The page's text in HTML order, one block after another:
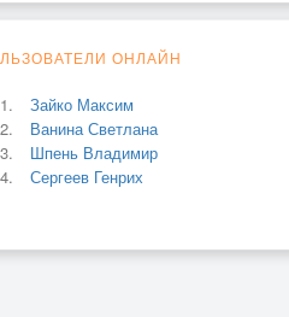
ОНЛАЙН
Зайко Максим
Ванина Светлана
Шпень Владимир
Сергеев Генрих